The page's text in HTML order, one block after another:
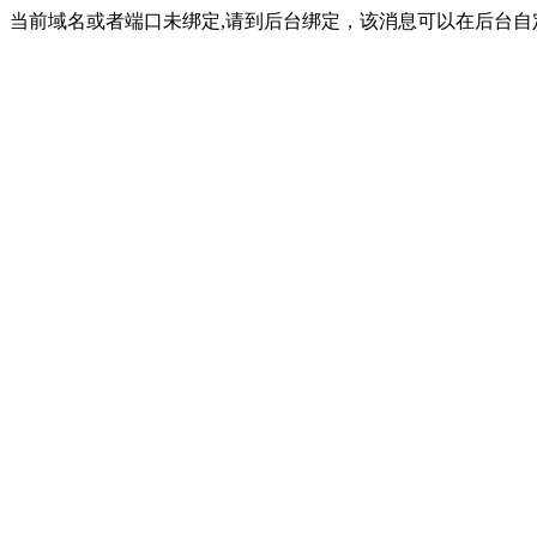
当前域名或者端口未绑定,请到后台绑定，该消息可以在后台自